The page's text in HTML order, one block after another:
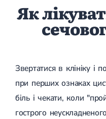
Як
Звертатися в клініку і
при перших ознаках
біль і чекати, коли
гострого